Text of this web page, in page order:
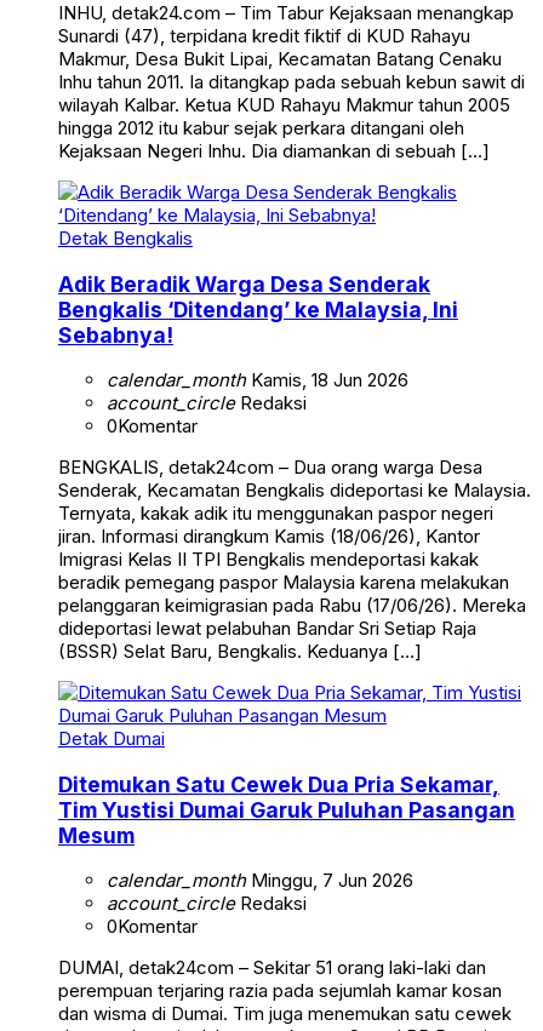
INHU, detak24.com – Tim Tabur Kejaksaan menangkap
Sunardi (47), terpidana kredit fiktif di KUD Rahayu
Makmur, Desa Bukit Lipai, Kecamatan Batang Cenaku
Inhu tahun 2011. Ia ditangkap pada sebuah kebun sawit di
wilayah Kalbar. Ketua KUD Rahayu Makmur tahun 2005
hingga 2012 itu kabur sejak perkara ditangani oleh
Kejaksaan Negeri Inhu. Dia diamankan di sebuah […]
Detak Bengkalis
Adik Beradik Warga Desa Senderak
Bengkalis ‘Ditendang’ ke Malaysia, Ini
Sebabnya!
calendar_monthKamis, 18 Jun 2026
account_circleRedaksi
0Komentar
BENGKALIS, detak24com – Dua orang warga Desa
Senderak, Kecamatan Bengkalis dideportasi ke Malaysia.
Ternyata, kakak adik itu menggunakan paspor negeri
jiran. Informasi dirangkum Kamis (18/06/26), Kantor
Imigrasi Kelas II TPI Bengkalis mendeportasi kakak
beradik pemegang paspor Malaysia karena melakukan
pelanggaran keimigrasian pada Rabu (17/06/26). Mereka
dideportasi lewat pelabuhan Bandar Sri Setiap Raja
(BSSR) Selat Baru, Bengkalis. Keduanya […]
Detak Dumai
Ditemukan Satu Cewek Dua Pria Sekamar,
Tim Yustisi Dumai Garuk Puluhan Pasangan
Mesum
calendar_monthMinggu, 7 Jun 2026
account_circleRedaksi
0Komentar
DUMAI, detak24com – Sekitar 51 orang laki-laki dan
perempuan terjaring razia pada sejumlah kamar kosan
dan wisma di Dumai. Tim juga menemukan satu cewek